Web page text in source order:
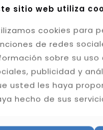
y durabilidad del
juntas
combinan
nichos
sitio web utiliza
cookies para
de redes
sobre su
publicidad y
usted les haya
hecho de sus